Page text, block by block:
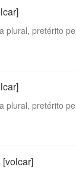
plural, pretérito
plural, pretérito
[volcar]